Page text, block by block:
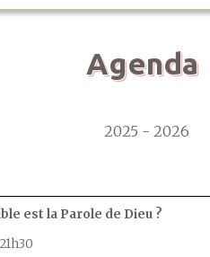
Agenda
2025 - 2026
est la Parole de Dieu ?
21h30